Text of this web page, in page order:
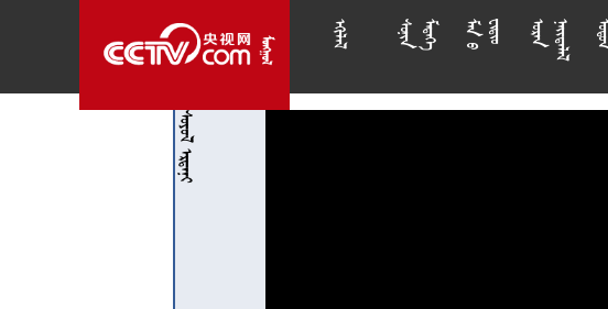
 








    









  








 